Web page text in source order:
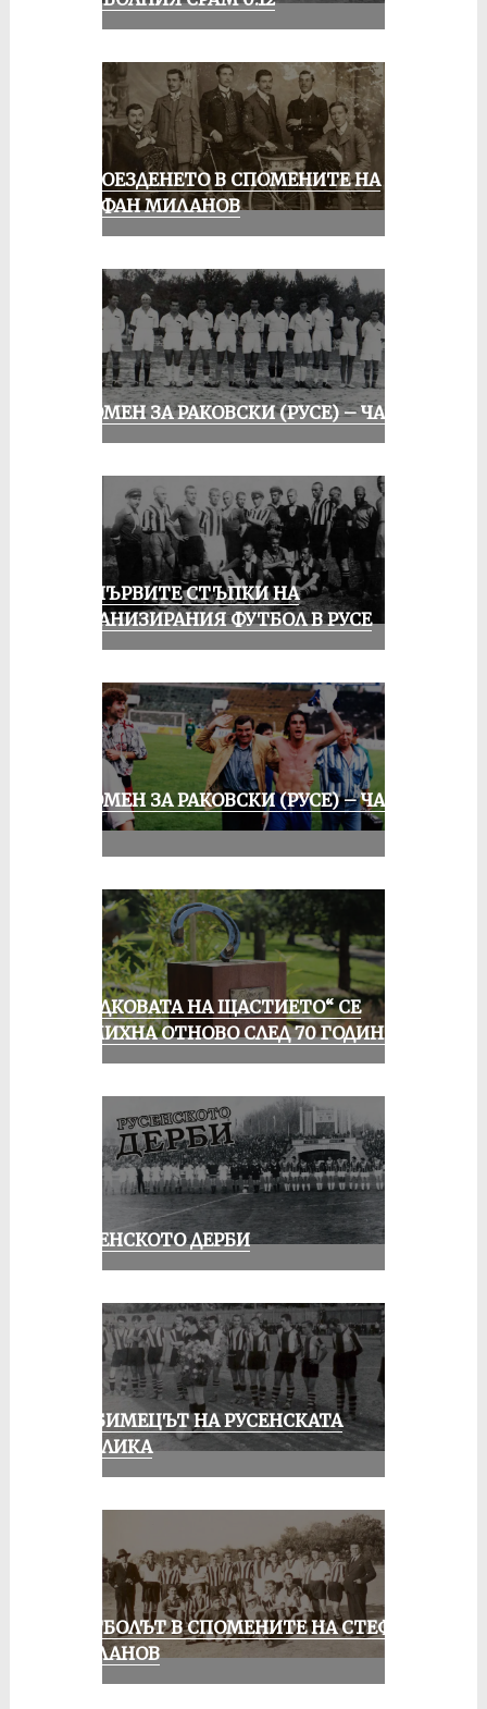
КОЛОЕЗДЕНЕТО В СПОМЕНИТЕ НА
СТЕФАН МИЛАНОВ
СПОМЕН ЗА РАКОВСКИ (РУСЕ) – ЧАСТ I
ЗА ПЪРВИТЕ СТЪПКИ НА
ОРГАНИЗИРАНИЯ ФУТБОЛ В РУСЕ
СПОМЕН ЗА РАКОВСКИ (РУСЕ) – ЧАСТ
„ПОДКОВАТА НА ЩАСТИЕТО“ СЕ
УСМИХНА ОТНОВО СЛЕД 70 ГОДИНИ
РУСЕНСКОТО ДЕРБИ
ЛЮБИМЕЦЪТ НА РУСЕНСКАТА
ПУБЛИКА
ФУТБОЛЪТ В СПОМЕНИТЕ НА СТЕФАН
МИЛАНОВ